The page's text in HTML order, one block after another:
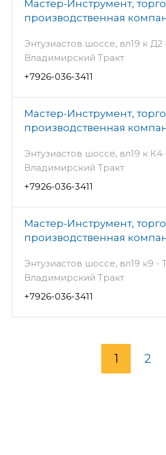
Мастер-Инструмент,
производственная
Энтузиастов шоссе, вл19 к Д2
Владимирский Тракт
+7926-036-3411
Мастер-Инструмент,
производственная
Энтузиастов шоссе, вл19 к К4
Владимирский Тракт
+7926-036-3411
Мастер-Инструмент,
производственная
Энтузиастов шоссе, вл19 к9 -
Владимирский Тракт
+7926-036-3411
1 2